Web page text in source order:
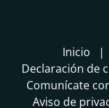
Inicio
Declaración de
Comunícate
Aviso de